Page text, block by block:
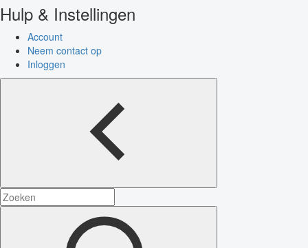
Hulp & Instellingen
Account
Neem contact op
Inloggen